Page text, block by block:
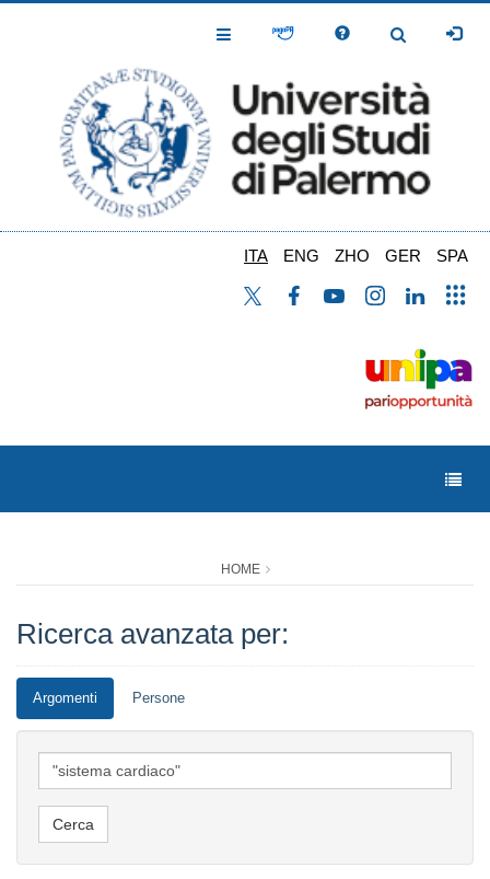
Toggle
Toggle
ITA ENG ZHO GER SPA
HOME
Ricerca avanzata per:
Argomenti Persone